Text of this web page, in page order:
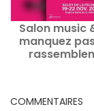
Salon music
manquez
COMMENTAIRES